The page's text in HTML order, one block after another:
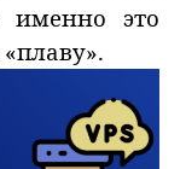
именно это